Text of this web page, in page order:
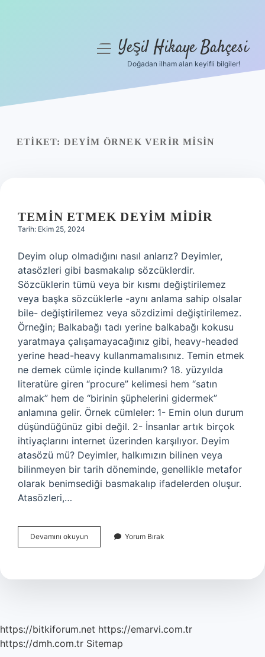
Yasal Uyarı
menüyüYeşil Hikaye Bahçesi
Doğadan ilham alan keyifli bilgiler!
ETIKET: DEYIM ÖRNEK VERIR MISIN
TEMIN ETMEK DEYIM MIDIR
Tarih: Ekim 25, 2024
Deyim olup olmadığını nasıl anlarız? Deyimler,
atasözleri gibi basmakalıp sözcüklerdir.
Sözcüklerin tümü veya bir kısmı değiştirilemez
veya başka sözcüklerle -aynı anlama sahip olsalar
bile- değiştirilemez veya sözdizimi değiştirilemez.
Örneğin; Balkabağı tadı yerine balkabağı kokusu
yaratmaya çalışamayacağınız gibi, heavy-headed
yerine head-heavy kullanmamalısınız. Temin etmek
ne demek cümle içinde kullanımı? 18. yüzyılda
literatüre giren “procure” kelimesi hem “satın
almak” hem de “birinin şüphelerini gidermek”
anlamına gelir. Örnek cümleler: 1- Emin olun durum
düşündüğünüz gibi değil. 2- İnsanlar artık birçok
ihtiyaçlarını internet üzerinden karşılıyor. Deyim
atasözü mü? Deyimler, halkımızın bilinen veya
bilinmeyen bir tarih döneminde, genellikle metafor
olarak benimsediği basmakalıp ifadelerden oluşur.
Atasözleri,…
Devamını okuyun
Etmek
Yorum Bırak
https://bitkiforum.net https://emarvi.com.tr
https://dmh.com.tr Sitemap